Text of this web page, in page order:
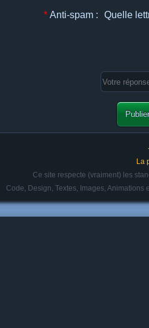
* Anti-spam : Quelle
La
Ce site respecte (vraiment) les
Code, Design, Textes, Images,